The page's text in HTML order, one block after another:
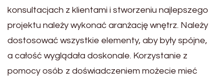
konsultacjach z klientami i stworzeniu najlepszego
projektu należy wykonać aranżację wnętrz. Należy
dostosować wszystkie elementy, aby były spójne,
a całość wyglądała doskonale. Korzystanie z
pomocy osób z doświadczeniem możecie mieć